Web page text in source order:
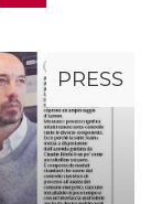
PRESS